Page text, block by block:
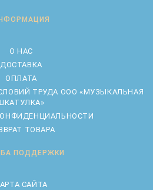
О НАС
ДОСТАВКА
ОПЛАТА
ТРУДА ООО «МУЗЫКАЛЬНАЯ
ТОВАРА
ПОДДЕРЖКИ
САЙТА